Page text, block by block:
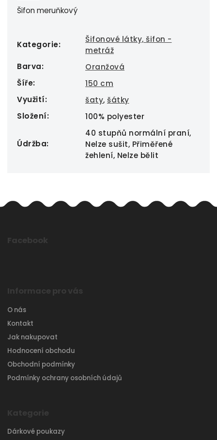
Šifon meruňkový
Kategorie:
Šifonové látky, šifon -
metráž
Barva:
Oranžová
Šíře:
150 cm
Využití: šaty, šátky
Složení: 100% polyester
Údržba:
40 stupňů normální praní,
Nelze sušit, Přiměřené
žehlení, Nelze bělit
Facebook
Informace pro vás
O nás
Kontakt
Jak nakupovat
Hodnocení obchodu
Obchodní podmínky
Podmínky ochrany osobních údajů
Kategorie
Dárkové poukazy